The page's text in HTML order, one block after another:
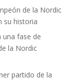
de la Nordic
su historia
una fase de
la Nordic
partido de la